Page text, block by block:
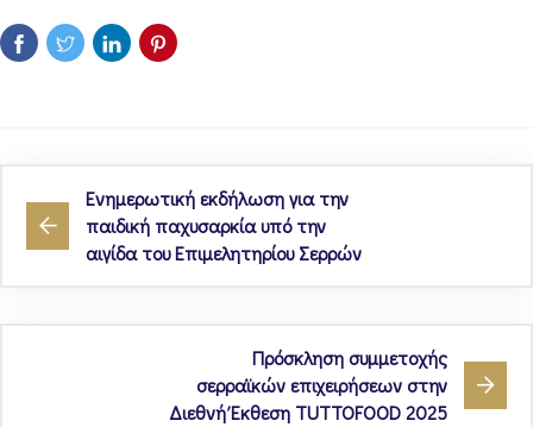
Ενημερωτική εκδήλωση για την
παιδική παχυσαρκία υπό την
αιγίδα του Επιμελητηρίου Σερρών
Πρόσκληση συμμετοχής
σερραϊκών επιχειρήσεων στην
Διεθνή Έκθεση TUTTOFOOD 2025